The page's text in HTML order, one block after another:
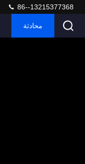
86--13215377368
محادثة